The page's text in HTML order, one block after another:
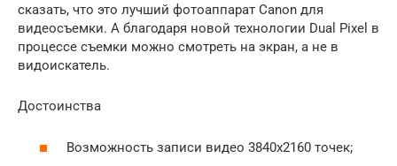
сказать, что это лучший фотоаппарат Canon для
видеосъемки. А благодаря новой технологии Dual Pixel в
процессе съемки можно смотреть на экран, а не в
видоискатель.
Достоинства
Возможность записи видео 3840х2160 точек;